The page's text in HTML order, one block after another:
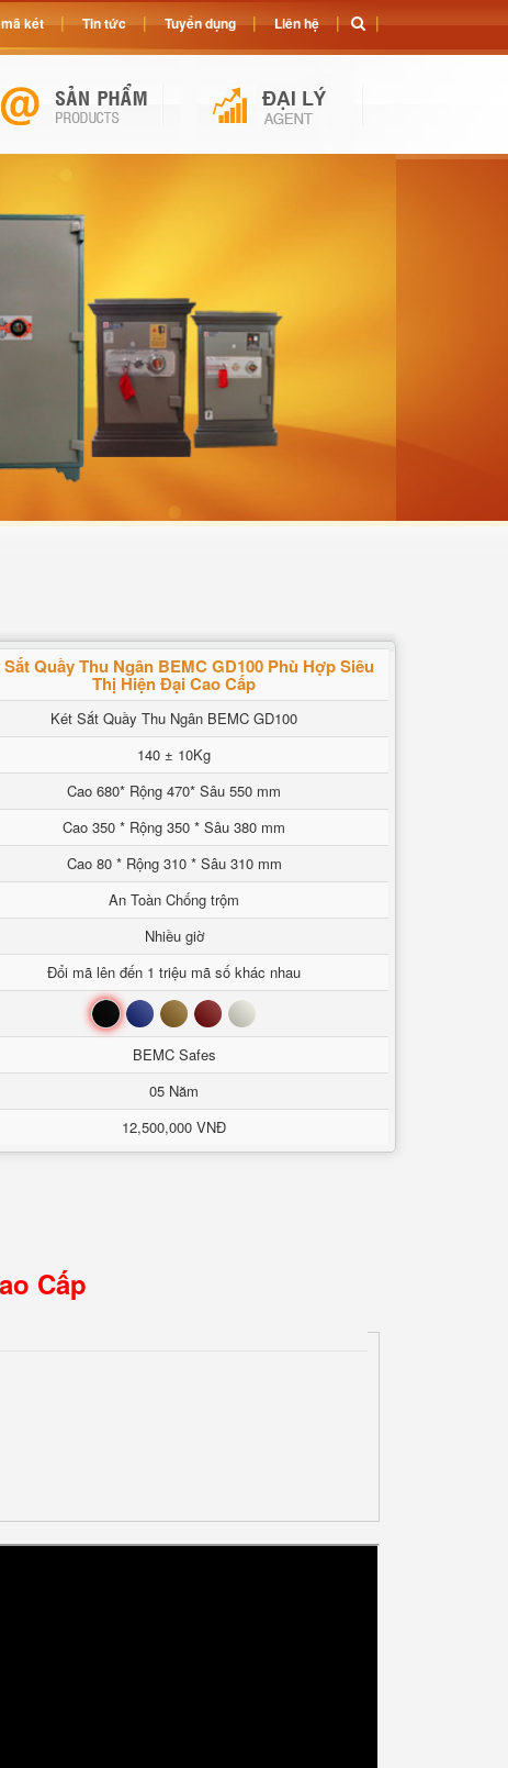
Sắt Quầy Thu Ngân BEMC GD100 Phù Hợp Siêu
Thị Hiện Đại Cao Cấp
Két Sắt Quầy Thu Ngân BEMC GD100
140 ± 10Kg
Cao 680* Rộng 470* Sâu 550 mm
Cao 350 * Rộng 350 * Sâu 380 mm
Cao 80 * Rộng 310 * Sâu 310 mm
An Toàn Chống trộm
Nhiều giờ
Đổi mã lên đến 1 triệu mã số khác nhau
Đen Xanh Nâu Đỏ Trắng
BEMC Safes
05 Năm
12,500,000 VNĐ
Cấp
két Tin tức Tuyển dụng Liên hệ